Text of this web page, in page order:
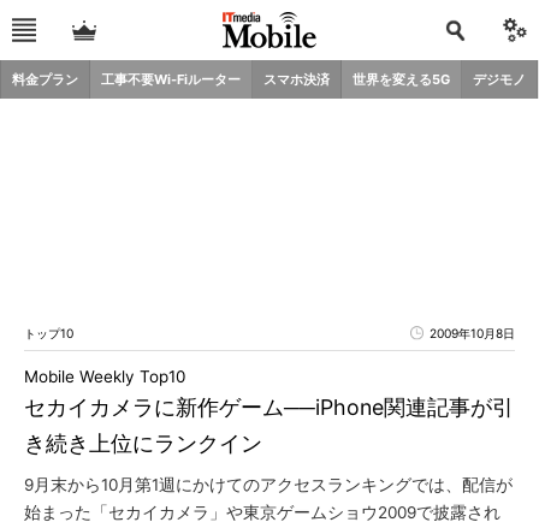
料金プラン 工事不要Wi-Fiルーター スマホ決済 世界を変える5G デジモノ
トップ10 2009年10月8日
セカイカメラに新作ゲーム──iPhone関連記事が引
き続き上位にランクイン
Mobile Weekly Top10
9月末から10月第1週にかけてのアクセスランキングでは、配信が
始まった「セカイカメラ」や東京ゲームショウ2009で披露され